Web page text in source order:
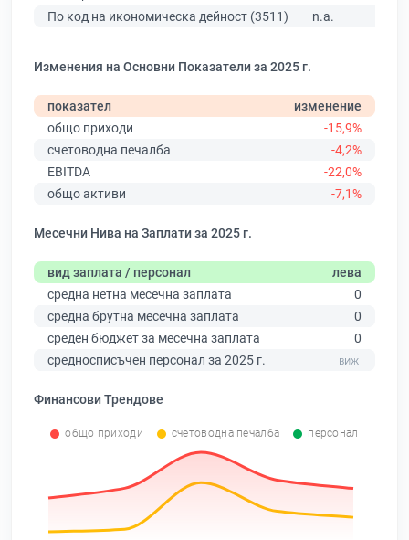
По код на икономическа дейност (3511)
n.a.
Изменения на Основни Показатели за 2025 г.
показател
изменение
общо приходи
-15,9%
счетоводна печалба
-4,2%
EBITDA
-22,0%
общо активи
-7,1%
Месечни Нива на Заплати за 2025 г.
вид заплата / персонал
лева
средна нетна месечна заплата
0
средна брутна месечна заплата
0
среден бюджет за месечна заплата
0
средносписъчен персонал за 2025 г.
Финансови Трендове
общо приходи счетоводна печалба персонал